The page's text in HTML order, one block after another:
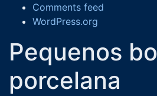
Comments feed
WordPress.org
Pequenos
porcelana